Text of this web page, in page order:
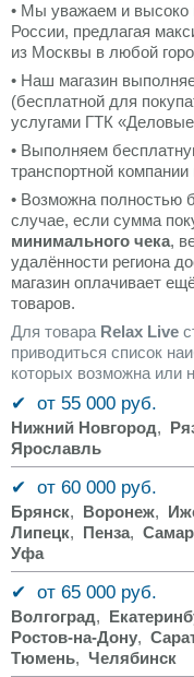
• Мы уважаем и высоко
России, предлагая
из Москвы в любой
• Наш магазин
(бесплатной для
услугами ГТК
• Выполняем
транспортной
• Возможна полностью
случае, если сумма
минимального чека,
удалённости региона
магазин оплачивает
товаров.
Для товара Relax Live
приводиться список
которых возможна или
✔ от 55 000 руб.
Нижний Новгород,
Ярославль
✔ от 60 000 руб.
Брянск, Воронеж,
Липецк, Пенза,
Уфа
✔ от 65 000 руб.
Волгоград,
Ростов-на-Дону,
Тюмень, Челябинск